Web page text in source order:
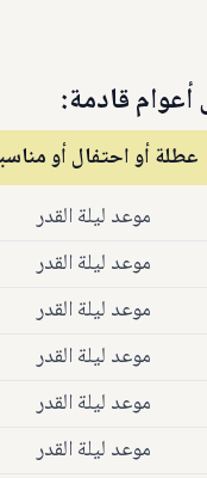
أعوام قادمة:
عطلة أو احتفال أو
موعد ليلة القدر
موعد ليلة القدر
موعد ليلة القدر
موعد ليلة القدر
موعد ليلة القدر
موعد ليلة القدر